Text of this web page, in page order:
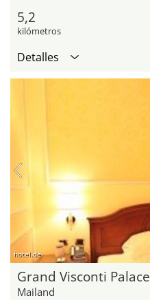
5,2
kilómetros
Detalles
hotel.de
Grand Visconti Palace
Mailand